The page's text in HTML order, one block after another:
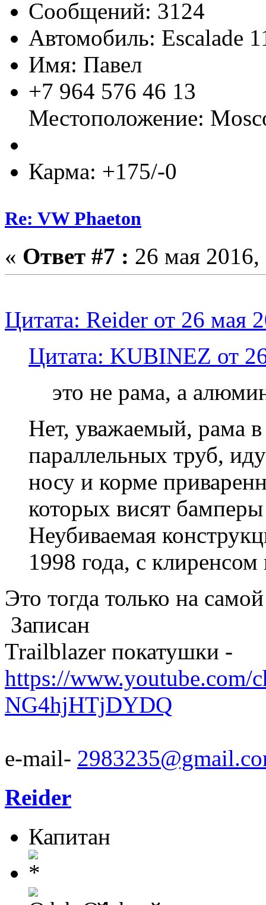
Сообщений: 3124
Автомобиль: Escalade
Имя: Павел
+7 964 576 46 13
Местоположение:
Карма: +175/-0
Re: VW Phaeton
« Ответ #7 : 26 мая
Цитата: Reider от 26 мая
Цитата: KUBINEZ от
это не рама, а
Нет, уважаемый, рама
параллельных труб,
носу и корме
которых висят
Неубиваемая
1998 года, с
Это тогда только на
Записан
Trailblazer покатушки -
https://
NG4hjHTjDYDQ
e-mail-
Reider
Капитан